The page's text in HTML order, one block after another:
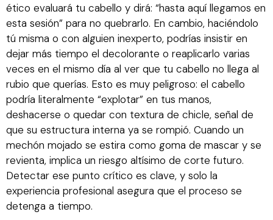
ético evaluará tu cabello y dirá: “hasta aquí llegamos en
esta sesión” para no quebrarlo. En cambio, haciéndolo
tú misma o con alguien inexperto, podrías insistir en
dejar más tiempo el decolorante o reaplicarlo varias
veces en el mismo día al ver que tu cabello no llega al
rubio que querías. Esto es muy peligroso: el cabello
podría literalmente “explotar” en tus manos,
deshacerse o quedar con textura de chicle, señal de
que su estructura interna ya se rompió. Cuando un
mechón mojado se estira como goma de mascar y se
revienta, implica un riesgo altísimo de corte futuro.
Detectar ese punto crítico es clave, y solo la
experiencia profesional asegura que el proceso se
detenga a tiempo.